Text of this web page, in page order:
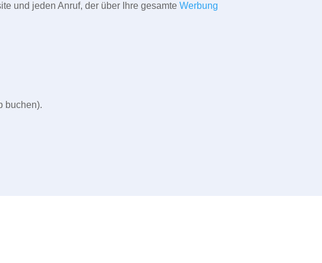
und jeden Anruf, der über Ihre gesamteWerbung
buchen).